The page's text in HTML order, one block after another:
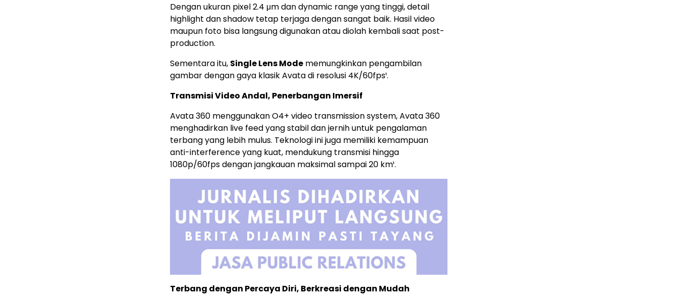
Dengan ukuran pixel 2.4 μm dan dynamic range yang tinggi, detail
highlight dan shadow tetap terjaga dengan sangat baik. Hasil video
maupun foto bisa langsung digunakan atau diolah kembali saat post-
production.
Sementara itu, Single Lens Mode memungkinkan pengambilan
gambar dengan gaya klasik Avata di resolusi 4K/60fps¹.
Transmisi Video Andal, Penerbangan Imersif
Avata 360 menggunakan O4+ video transmission system, Avata 360
menghadirkan live feed yang stabil dan jernih untuk pengalaman
terbang yang lebih mulus. Teknologi ini juga memiliki kemampuan
anti-interference yang kuat, mendukung transmisi hingga
1080p/60fps dengan jangkauan maksimal sampai 20 km¹.
Terbang dengan Percaya Diri, Berkreasi dengan Mudah